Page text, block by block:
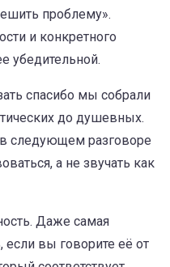
проблему».
и конкретного
убедительной.
спасибо мы собрали
до душевных.
следующем разговоре
а не звучать как
Даже самая
если вы говорите её от